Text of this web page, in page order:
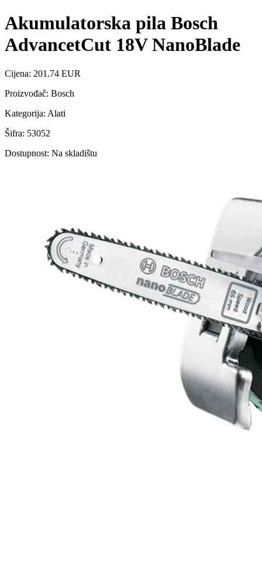
Akumulatorska pila Bosch
AdvancetCut 18V NanoBlade
Cijena: 201.74 EUR
Proizvođač: Bosch
Kategorija: Alati
Šifra: 53052
Dostupnost: Na skladištu